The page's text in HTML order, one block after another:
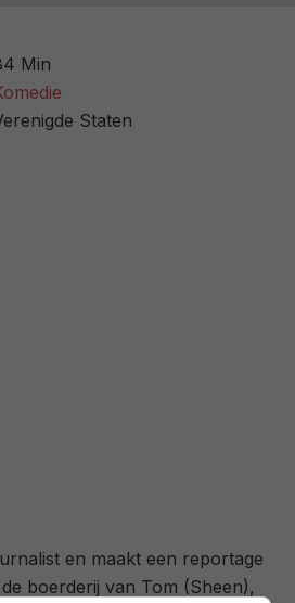
/ 166410
Min
Staten
en maakt een reportage
boerderij van Tom (Sheen),